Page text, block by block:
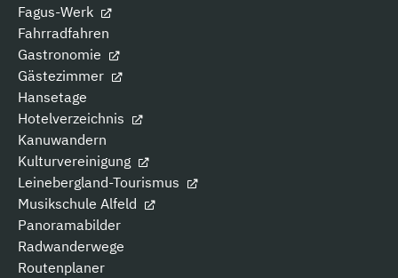
Fagus-Werk
Fahrradfahren
Gastronomie
Gästezimmer
Hansetage
Hotelverzeichnis
Kanuwandern
Kulturvereinigung
Leinebergland-Tourismus
Musikschule Alfeld
Panoramabilder
Radwanderwege
Routenplaner